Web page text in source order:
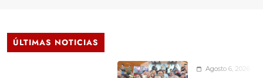
ÚLTIMAS NOTICIAS
Agosto 6, 2026